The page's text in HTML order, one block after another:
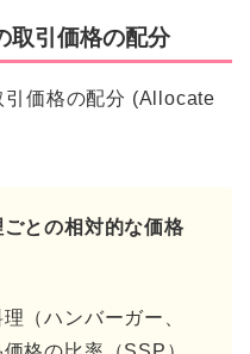
取引価格の配分
引価格の配分 (Allocate
ごとの相対的な価格
（ハンバーガー、